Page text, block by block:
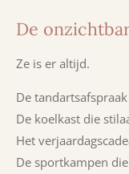
De
Ze is er altijd.
De
De koelkast die
Het
De sportkampen